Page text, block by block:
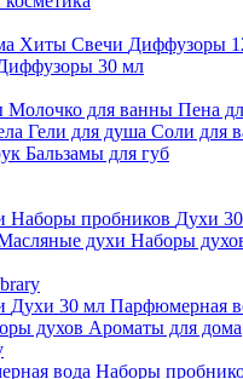
Хиты Свечи Диффузоры
30 мл
Молочко для ванны Пена
Гели для душа Соли для
Бальзамы для губ
Наборы пробников Духи
духи Наборы
Духи 30 мл Парфюмерная
духов Ароматы для дома
вода Наборы